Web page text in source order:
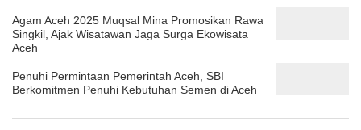
Agam Aceh 2025 Muqsal Mina Promosikan Rawa
Singkil, Ajak Wisatawan Jaga Surga Ekowisata
Aceh
Penuhi Permintaan Pemerintah Aceh, SBI
Berkomitmen Penuhi Kebutuhan Semen di Aceh